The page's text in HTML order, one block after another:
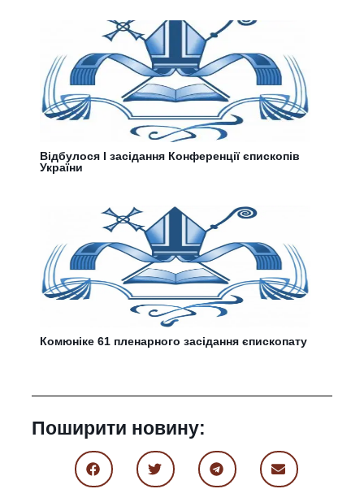
Відбулося І засідання Конференції єпископів
України
Комюніке 61 пленарного засідання єпископату
Поширити новину: